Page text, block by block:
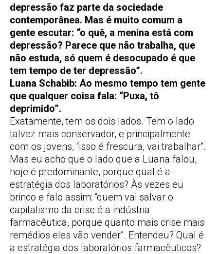
depressão faz parte da sociedade
contemporânea. Mas é muito comum a
gente escutar: “o quê, a menina está com
depressão? Parece que não trabalha, que
não estuda, só quem é desocupado é que
tem tempo de ter depressão”.
Luana Schabib: Ao mesmo tempo tem gente
que qualquer coisa fala: “Puxa, tô
deprimido”.
Exatamente, tem os dois lados. Tem o lado
talvez mais conservador, e principalmente
com os jovens, “isso é frescura, vai trabalhar”.
Mas eu acho que o lado que a Luana falou,
hoje é predominante, porque qual é a
estratégia dos laboratórios? Às vezes eu
brinco e falo assim: “quem vai salvar o
capitalismo da crise é a indústria
farmacêutica, porque quanto mais crise mais
remédios eles vão vender”. Entendeu? Qual é
a estratégia dos laboratórios farmacêuticos?